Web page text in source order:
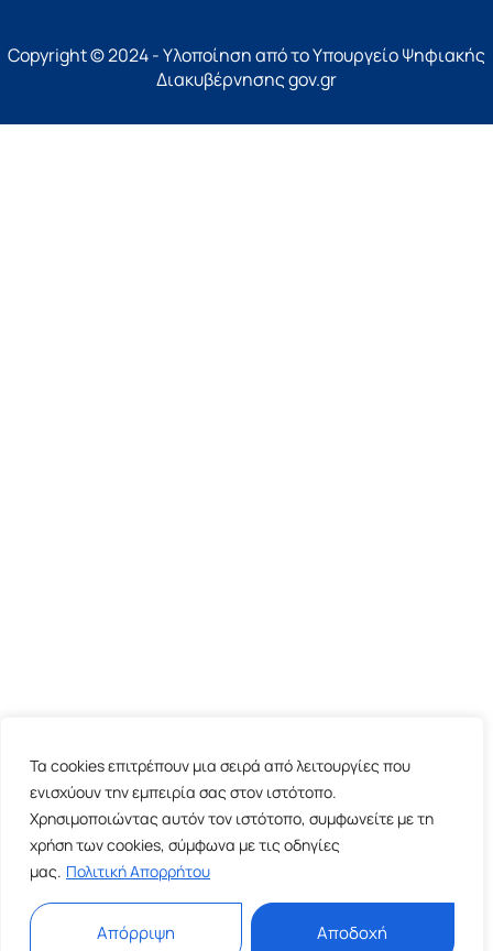
Τα cookies επιτρέπουν μια σειρά από λειτουργίες που
ενισχύουν την εμπειρία σας στον ιστότοπο.
Χρησιμοποιώντας αυτόν τον ιστότοπο, συμφωνείτε με τη
χρήση των cookies, σύμφωνα με τις οδηγίες
μας. Πολιτική Απορρήτου
Απόρριψη Αποδοχή
Copyright © 2024 - Υλοποίηση από το Υπουργείο Ψηφιακής
Διακυβέρνησης gov.gr